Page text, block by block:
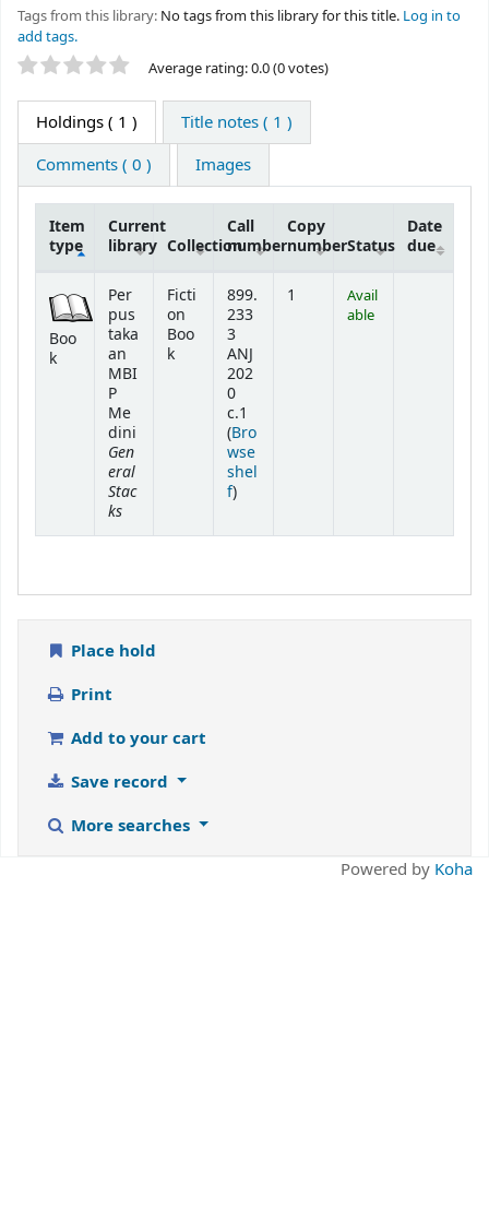
Tags from this library: No tags from this library for this title. Log in to
add tags.
Star ratings Average rating: 0.0 (0 votes)
Holdings( 1 )
Title notes ( 1 )
Comments ( 0 )
Images
Item
type
Current
library Collection
Call
number
Copy
numberStatus
Date
due
Boo
k
Per
pus
taka
an
MBI
P
Me
dini
Gen
eral
Stac
ks
Ficti
on
Boo
k
899.
233
3
ANJ
202
0
c.1
(Bro
wse
shel
f(Opens below)
)
1
Avail
able
Place hold
Print
Add to your cart
Save record
More searches
Powered by Koha